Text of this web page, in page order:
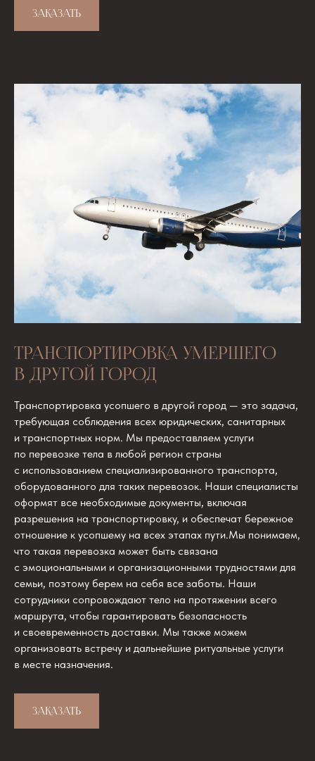
ЗАКАЗАТЬ
ТРАНСПОРТИРОВКА УМЕРШЕГО
В ДРУГОЙ ГОРОД
Транспортировка усопшего в другой город — это задача,
требующая соблюдения всех юридических, санитарных
и транспортных норм. Мы предоставляем услуги
по перевозке тела в любой регион страны
с использованием специализированного транспорта,
оборудованного для таких перевозок. Наши специалисты
оформят все необходимые документы, включая
разрешения на транспортировку, и обеспечат бережное
отношение к усопшему на всех этапах пути.Мы понимаем,
что такая перевозка может быть связана
с эмоциональными и организационными трудностями для
семьи, поэтому берем на себя все заботы. Наши
сотрудники сопровождают тело на протяжении всего
маршрута, чтобы гарантировать безопасность
и своевременность доставки. Мы также можем
организовать встречу и дальнейшие ритуальные услуги
в месте назначения.
ЗАКАЗАТЬ